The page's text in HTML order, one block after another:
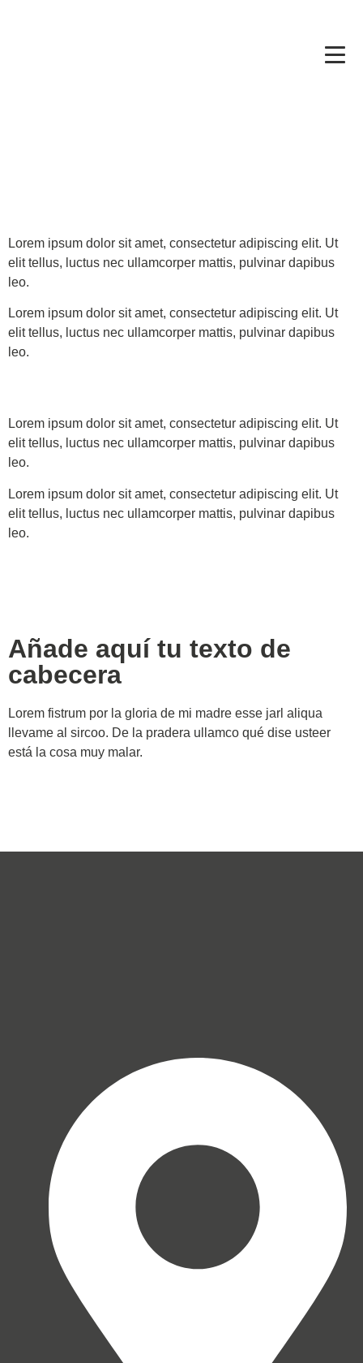
Lorem ipsum dolor sit amet, consectetur adipiscing elit. Ut
elit tellus, luctus nec ullamcorper mattis, pulvinar dapibus
leo.
Lorem ipsum dolor sit amet, consectetur adipiscing elit. Ut
elit tellus, luctus nec ullamcorper mattis, pulvinar dapibus
leo.
Lorem ipsum dolor sit amet, consectetur adipiscing elit. Ut
elit tellus, luctus nec ullamcorper mattis, pulvinar dapibus
leo.
Lorem ipsum dolor sit amet, consectetur adipiscing elit. Ut
elit tellus, luctus nec ullamcorper mattis, pulvinar dapibus
leo.
Añade aquí tu texto de
cabecera
Lorem fistrum por la gloria de mi madre esse jarl aliqua
llevame al sircoo. De la pradera ullamco qué dise usteer
está la cosa muy malar.